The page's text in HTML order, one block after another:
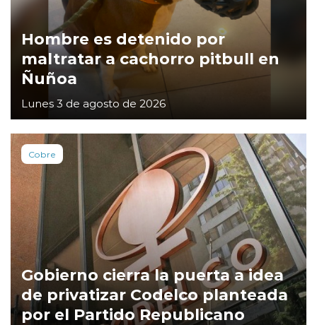
Hombre es detenido por
maltratar a cachorro pitbull en
Ñuñoa
Lunes 3 de agosto de 2026
Cobre
Gobierno cierra la puerta a idea
de privatizar Codelco planteada
por el Partido Republicano